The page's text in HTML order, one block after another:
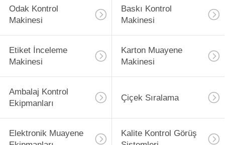
Odak Kontrol
Makinesi
Baskı Kontrol
Makinesi
Etiket İnceleme
Makinesi
Karton Muayene
Makinesi
Ambalaj Kontrol
Ekipmanları
Çiçek Sıralama
Elektronik Muayene
Kalite Kontrol Görüş